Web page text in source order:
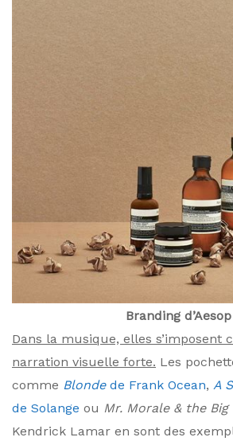
Branding d’Aesop
Dans la musique, elles s’imposent
narration visuelle forte. Les
comme Blondede Frank Ocean, A
de Solange ou Mr. Morale & the
Kendrick Lamar en sont des